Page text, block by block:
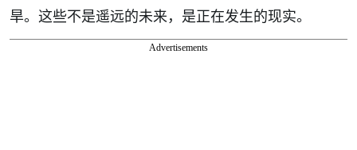
旱。这些不是遥远的未来，是正在发生的现实。
Advertisements